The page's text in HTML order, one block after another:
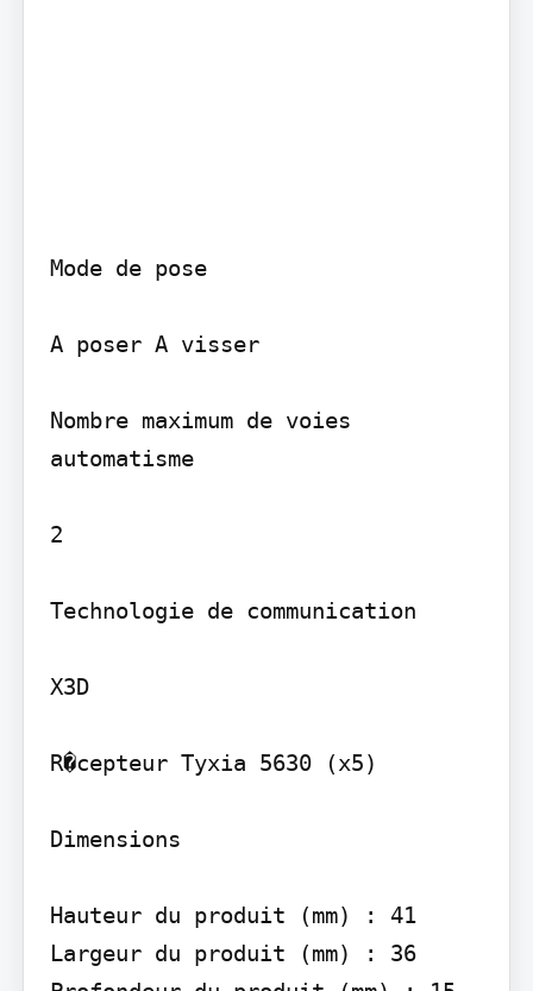
Mode de pose
A poser A visser
Nombre maximum de voies
automatisme
2
Technologie de communication
X3D
R�cepteur Tyxia 5630 (x5)
Dimensions
Hauteur du produit (mm) : 41
Largeur du produit (mm) : 36